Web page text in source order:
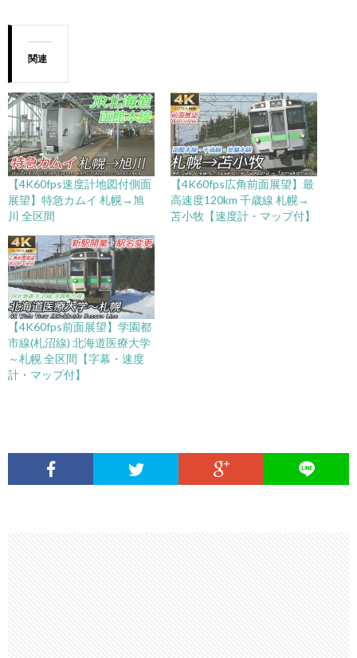
関連
【4K60fps速度計地図付側面
展望】特急カムイ 札幌→旭
川 全区間
【4K60fps広角前面展望】最
高速度120km 千歳線 札幌→
苫小牧【速度計・マップ付】
【4K60fps前面展望】学園都
市線(札沼線) 北海道医療大学
～札幌 全区間【字幕・速度
計・マップ付】